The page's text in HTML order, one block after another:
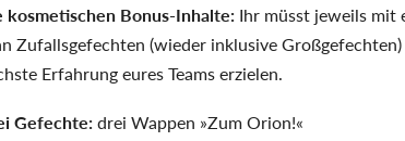
kosmetischen Bonus-Inhalte: Ihr müsst jeweils mit
Zufallsgefechten (wieder inklusive
Erfahrung eures Teams erzielen.
Gefechte:drei Wappen »Zum Orion!«